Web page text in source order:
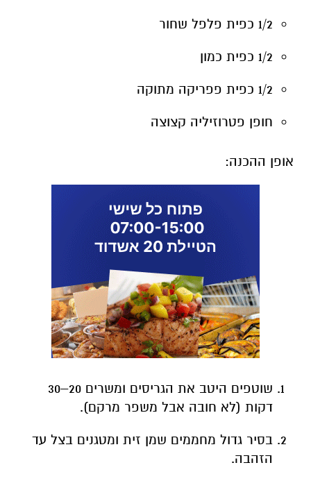
1/2 כפית פלפל שחור
1/2 כפית כמון
1/2 כפית פפריקה מתוקה
חופן פטרוזיליה קצוצה
אופן ההכנה:
שוטפים היטב את הגריסים ומשרים 20–30
דקות (לא חובה אבל משפר מרקם).
בסיר גדול מחממים שמן זית ומטגנים בצל עד
הזהבה.